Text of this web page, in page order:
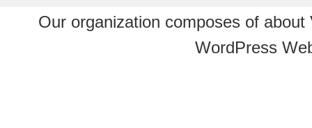
Our organization composes of
WordPress